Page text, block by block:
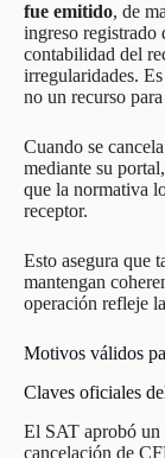
fue emitido, de
ingreso registrado
contabilidad del
irregularidades.
no un recurso
Cuando se
mediante su
que la normativa
receptor.
Esto asegura que
mantengan
operación refleje
Motivos válidos
Claves oficiales
El SAT aprobó un
cancelación de